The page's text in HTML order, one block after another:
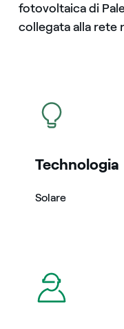
fotovoltaica di
collegata alla rete
icona
Technologia
Solare
icona